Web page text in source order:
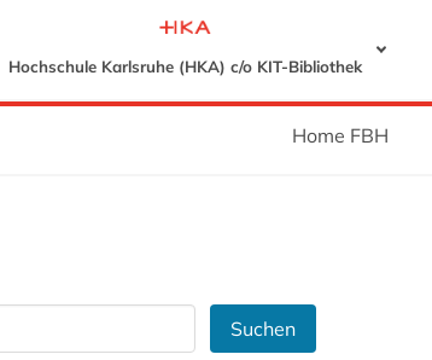
Hochschule Karlsruhe (HKA) c/o KIT-Bibliothek
Home FBH
Suchen